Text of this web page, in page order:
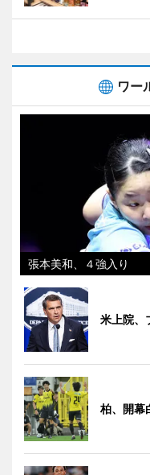
ワー
張本美和、４強入り
米上院、
柏、開